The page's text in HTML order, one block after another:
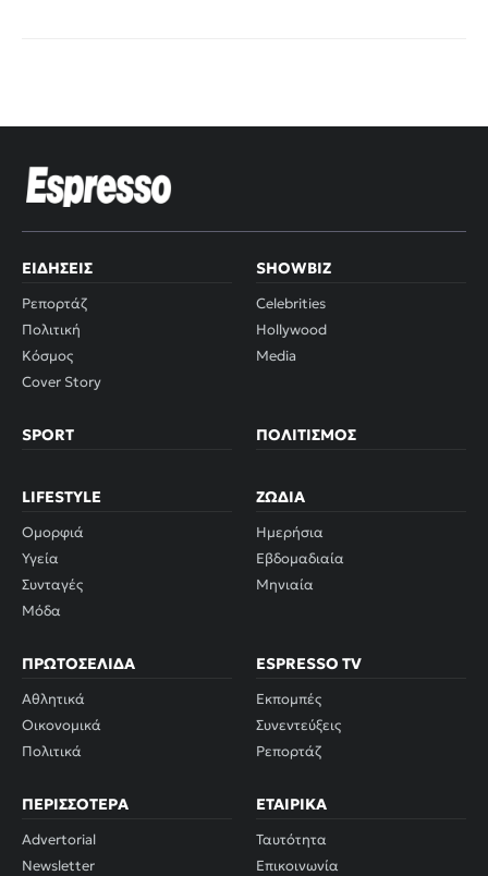
ΕΙΔΉΣΕΙΣ
Ρεπορτάζ
Πολιτική
Κόσμος
Cover Story
SHOWBIZ
Celebrities
Hollywood
Media
SPORT ΠΟΛΙΤΙΣΜΌΣ
LIFESTYLE
Ομορφιά
Υγεία
Συνταγές
Μόδα
ΖΏΔΙΑ
Ημερήσια
Εβδομαδιαία
Μηνιαία
ΠΡΩΤΟΣΈΛΙΔΑ
Αθλητικά
Οικονομικά
Πολιτικά
ESPRESSO TV
Εκπομπές
Συνεντεύξεις
Ρεπορτάζ
ΠΕΡΙΣΣΌΤΕΡΑ
Advertorial
Newsletter
ΕΤΑΙΡΙΚΆ
Ταυτότητα
Επικοινωνία